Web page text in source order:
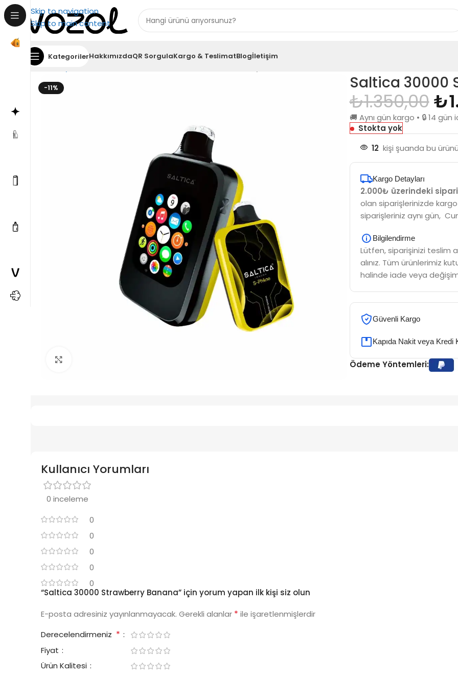
Skip to navigation
Skip to main content
KategorilerHakkımızdaQR SorgulaKargo & TeslimatBlogİletişim
Ana Sayfa
-11% Saltica 30000
₺1.350,00₺
🚚 Aynı gün kargo • 🔒 14
Stokta yok
12 kişi şuanda bu
Kargo Detayları
2.000₺ üzerindeki
olan siparişlerinizde
siparişleriniz aynı gün,
Bilgilendirme
Lütfen, siparişinizi teslim
alınız. Tüm ürünlerimiz
halinde iade veya
Güvenli Kargo
Kapıda Nakit veya Kredi
Ödeme Yöntemleri:
Kullanıcı Yorumları
0 inceleme
0
0
0
0
0
“Saltica 30000 Strawberry Banana” için yorum yapan ilk kişi siz olun
E-posta adresiniz yayınlanmayacak. Gerekli alanlar * ile işaretlenmişlerdir
Derecelendirmeniz *
Fiyat
Ürün Kalitesi